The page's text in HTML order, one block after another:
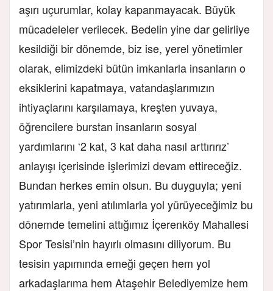
aşırı uçurumlar, kolay kapanmayacak. Büyük
mücadeleler verilecek. Bedelin yine dar gelirliye
kesildiği bir dönemde, biz ise, yerel yönetimler
olarak, elimizdeki bütün imkanlarla insanların o
eksiklerini kapatmaya, vatandaşlarımızın
ihtiyaçlarını karşılamaya, kreşten yuvaya,
öğrencilere burstan insanların sosyal
yardımlarını ‘2 kat, 3 kat daha nasıl arttırırız’
anlayışı içerisinde işlerimizi devam ettireceğiz.
Bundan herkes emin olsun. Bu duyguyla; yeni
yatırımlarla, yeni atılımlarla yol yürüyeceğimiz bu
dönemde temelini attığımız İçerenköy Mahallesi
Spor Tesisi’nin hayırlı olmasını diliyorum. Bu
tesisin yapımında emeği geçen hem yol
arkadaşlarıma hem Ataşehir Belediyemize hem